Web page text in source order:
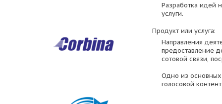
Разработка идей
услуги.
Продукт или услуга:
Направления
предоставление
сотовой связи,
Одно из основных
голосовой